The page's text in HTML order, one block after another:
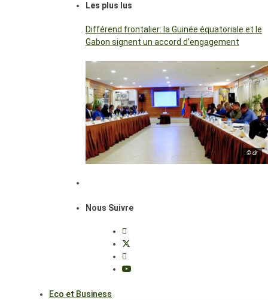
Les plus lus
Différend frontalier: la Guinée équatoriale et le
Gabon signent un accord d’engagement
© dr
Nous Suivre
Eco et Business